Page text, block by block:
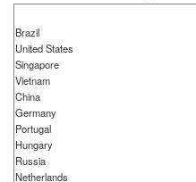
Brazil
United States
Singapore
Vietnam
China
Germany
Portugal
Hungary
Russia
Netherlands